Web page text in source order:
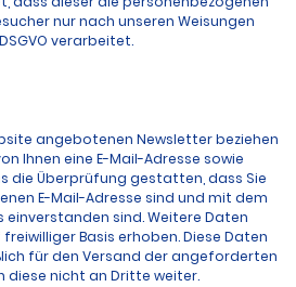
nur nach unseren Weisungen
verarbeitet.
angebotenen Newsletter beziehen
Ihnen eine E-Mail-Adresse sowie
die Überprüfung gestatten, dass Sie
E-Mail-Adresse sind und mit dem
sind. Weitere Daten
Basis erhoben. Diese Daten
für den Versand der angeforderten
nicht an Dritte weiter.